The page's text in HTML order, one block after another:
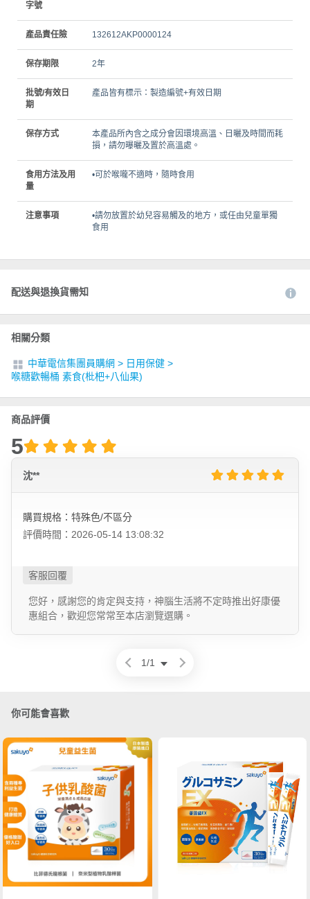
字號
產品責任險 132612AKP0000124
保存期限 2年
批號/有效日
期
產品皆有標示：製造編號+有效日期
保存方式
本產品所內含之成分會因環境高溫、日曬及時間而耗
損，請勿曝曬及置於高溫處。
食用方法及用
量
•可於喉嚨不適時，隨時食用
注意事項
•請勿放置於幼兒容易觸及的地方，或任由兒童單獨
食用
配送與退換貨需知
相關分類
中華電信集團員購網 > 日用保健 >
喉糖歡暢桶 素食(枇杷+八仙果)
商品評價
5
沈**
購買規格：特殊色/不區分
評價時間：2026-05-14 13:08:32
您好，感謝您的肯定與支持，神腦生活將不定時推出好康優
惠組合，歡迎您常常至本店瀏覽選購。
1/1
你可能會喜歡